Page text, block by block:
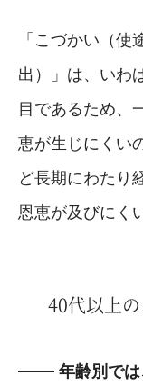
「こづかい（
出）」は、いわ
目であるため、
恵が生じにくい
ど長期にわたり
恩恵が及びにく
40代以上
年齢別で